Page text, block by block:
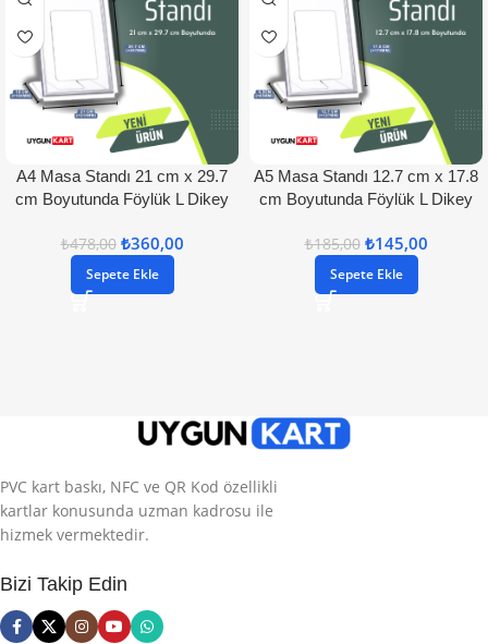
A4 Masa Standı 21 cm x 29.7
cm Boyutunda Föylük L Dikey
₺478,00 ₺360,00
Sepete Ekle
A5 Masa Standı 12.7 cm x 17.8
cm Boyutunda Föylük L Dikey
₺185,00 ₺145,00
Sepete Ekle
PVC kart baskı, NFC ve QR Kod özellikli
kartlar konusunda uzman kadrosu ile
hizmek vermektedir.
Bizi Takip Edin